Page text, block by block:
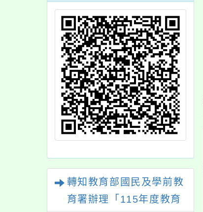
轉知教育部國民及學前教
育署辦理「115年度教育